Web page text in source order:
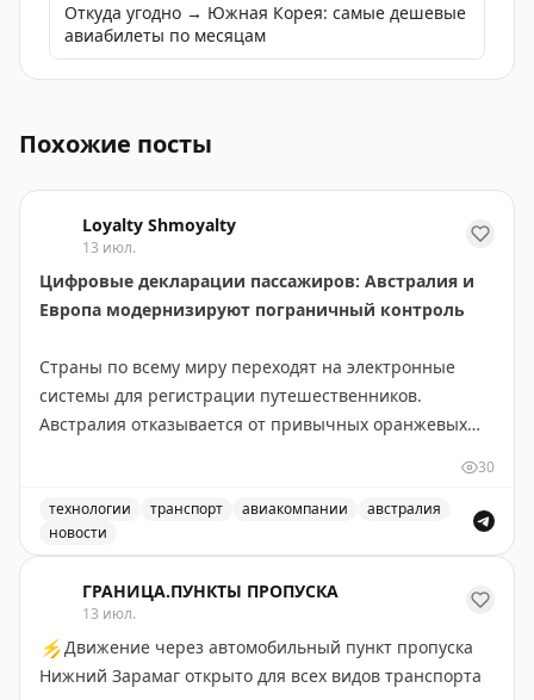
Откуда угодно → Южная Корея: самые дешевые
авиабилеты по месяцам
Похожие посты
Loyalty Shmoyalty
13 июл.
Цифровые декларации пассажиров: Австралия и
Европа модернизируют пограничный контроль
Страны по всему миру переходят на электронные
системы для регистрации путешественников.
Австралия отказывается от привычных оранжевых
платформы Australia Travel Declaration. Новая система
будет внедрена во всех международных аэропортах и
портах в течение 12-18 месяцев. На проект выделено
программа уже запущена с авиакомпанией Qantas.
В Европе также идет модернизация пограничного
контроля. Система предварительной авторизации
30
технологии транспорт авиакомпании
австралия
новости
ГРАНИЦА.ПУНКТЫ ПРОПУСКА
13 июл.
⚡ Движение через автомобильный пункт пропуска
Нижний Зарамаг открыто для всех видов транспорта